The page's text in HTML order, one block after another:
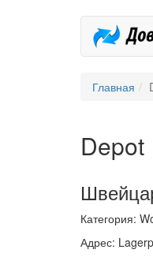
Главная
Depot
Категория:
Адрес: